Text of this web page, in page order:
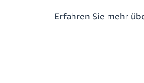
Erfahren Sie mehr